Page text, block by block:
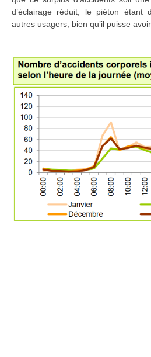
d’éclairage réduit, le piéton étant
autres usagers, bien qu’il puisse avoir